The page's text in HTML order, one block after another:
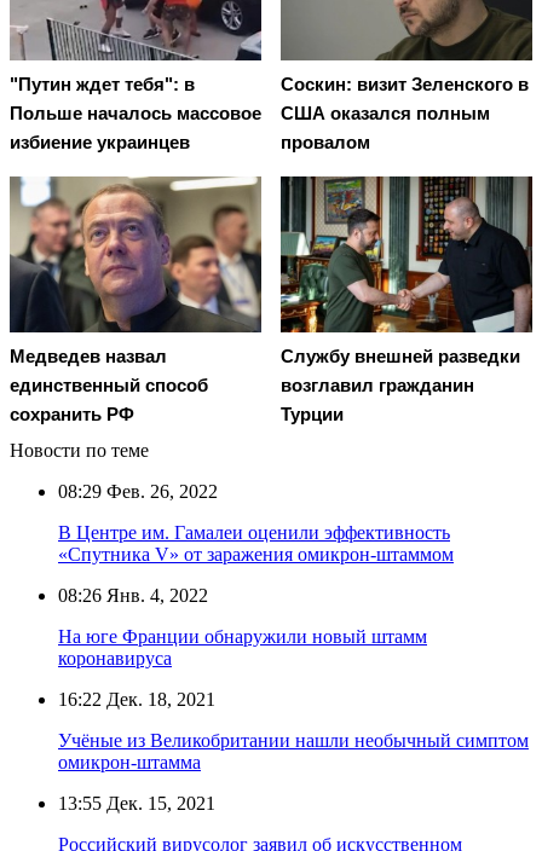
"Путин ждет тебя": в
Польше началось массовое
избиение украинцев
Соскин: визит Зеленского в
США оказался полным
провалом
Медведев назвал
единственный способ
сохранить РФ
Службу внешней разведки
возглавил гражданин
Турции
Новости по теме
08:29 Фев. 26, 2022
В Центре им. Гамалеи оценили эффективность
«Спутника V» от заражения омикрон-штаммом
08:26 Янв. 4, 2022
На юге Франции обнаружили новый штамм
коронавируса
16:22 Дек. 18, 2021
Учёные из Великобритании нашли необычный симптом
омикрон-штамма
13:55 Дек. 15, 2021
Российский вирусолог заявил об искусственном